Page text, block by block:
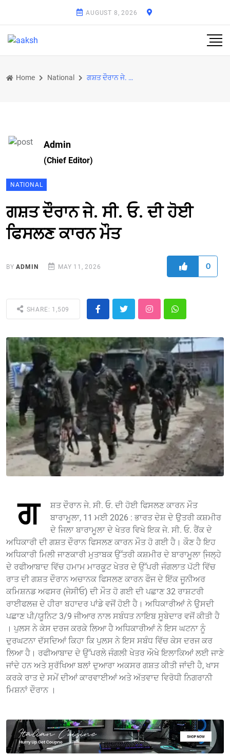
AUGUST 8, 2026
Home National ਗਸ਼ਤ ਦੌਰਾਨ ਜੇ. ਸੀ. ਓ. ਦੀ ਹੋਈ ਫਿਸਲਣ ਕਾਰਨ ਮੌਤ
Admin
(Chief Editor)
NATIONAL
ਗਸ਼ਤ ਦੌਰਾਨ ਜੇ. ਸੀ. ਓ. ਦੀ ਹੋਈ
ਫਿਸਲਣ ਕਾਰਨ ਮੌਤ
BYADMIN MAY 11, 2026 0
SHARE: 1,509
ਗ
ਸ਼ਤ ਦੌਰਾਨ ਜੇ. ਸੀ. ਓ. ਦੀ ਹੋਈ ਫਿਸਲਣ ਕਾਰਨ ਮੌਤ
ਬਾਰਾਮੂਲਾ, 11 ਮਈ 2026 : ਭਾਰਤ ਦੇਸ਼ ਦੇ ਉਤਰੀ ਕਸ਼ਮੀਰ
ਦੇ ਜਿਲਾ ਬਾਰਾਮੂਲਾ ਦੇ ਖੇਤਰ ਵਿਖੇ ਇਕ ਜੇ. ਸੀ. ਓ. ਰੈਂਕ ਦੇ
ਅਧਿਕਾਰੀ ਦੀ ਗਸ਼ਤ ਦੌਰਾਨ ਫਿਸਲਣ ਕਾਰਨ ਮੌਤ ਹੋ ਗਈ ਹੈ। ਕੌਣ ਹੈ ਇਹ
ਅਧਿਕਾਰੀ ਮਿਲੀ ਜਾਣਕਾਰੀ ਮੁਤਾਬਕ ਉੱਤਰੀ ਕਸ਼ਮੀਰ ਦੇ ਬਾਰਾਮੂਲਾ ਜਿ਼ਲ੍ਹੇ
ਦੇ ਰਫੀਆਬਾਦ ਵਿੱਚ ਹਮਾਮ ਮਾਰਕੂਟ ਖੇਤਰ ਦੇ ਉੱਪਰੀ ਜੰਗਲਾਤ ਪੱਟੀ ਵਿੱਚ
ਰਾਤ ਦੀ ਗਸ਼ਤ ਦੌਰਾਨ ਅਚਾਨਕ ਫਿਸਲਣ ਕਾਰਨ ਫੌਜ ਦੇ ਇੱਕ ਜੂਨੀਅਰ
ਕਮਿਸ਼ਨਡ ਅਫਸਰ (ਜੇਸੀਓ) ਦੀ ਮੌਤ ਹੋ ਗਈ ਦੀ ਪਛਾਣ 32 ਰਾਸ਼ਟਰੀ
ਰਾਈਫਲਜ਼ ਦੇ ਹੀਰਾ ਬਹਾਦਰ ਪਾਂਡੇ ਵਜੋਂ ਹੋਈ ਹੈ। ਅਧਿਕਾਰੀਆਂ ਨੇ ਉਸਦੀ
ਪਛਾਣ ਪੀ/ਯੂਨਿਟ 3/9 ਜੀਆਰ ਨਾਲ ਸਬੰਧਤ ਨਾਇਬ ਸੂਬੇਦਾਰ ਵਜੋਂ ਕੀਤੀ ਹੈ
। ਪੁਲਸ ਨੇ ਕੇਸ ਦਰਜ ਕਰਕੇ ਲਿਆ ਹੈ ਅਧਿਕਾਰੀਆਂ ਨੇ ਇਸ ਘਟਨਾ ਨੂੰ
ਦੁਰਘਟਨਾ ਦੱਸਦਿਆਂ ਕਿਹਾ ਕਿ ਪੁਲਸ ਨੇ ਇਸ ਸਬੰਧ ਵਿੱਚ ਕੇਸ ਦਰਜ ਕਰ
ਲਿਆ ਹੈ। ਰਫੀਆਬਾਦ ਦੇ ਉੱਪਰਲੇ ਜੰਗਲੀ ਖੇਤਰ ਔਖੇ ਇਲਾਕਿਆਂ ਲਈ ਜਾਣੇ
ਜਾਂਦੇ ਹਨ ਅਤੇ ਸੁਰੱਖਿਆ ਬਲਾਂ ਦੁਆਰਾ ਅਕਸਰ ਗਸ਼ਤ ਕੀਤੀ ਜਾਂਦੀ ਹੈ, ਖਾਸ
ਕਰਕੇ ਰਾਤ ਦੇ ਸਮੇਂ ਦੀਆਂ ਕਾਰਵਾਈਆਂ ਅਤੇ ਅੱਤਵਾਦ ਵਿਰੋਧੀ ਨਿਗਰਾਨੀ
ਮਿਸ਼ਨਾਂ ਦੌਰਾਨ ।